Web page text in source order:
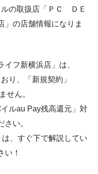
の取扱店「ＰＣ ＤＥ
の店舗情報になりま
フ新横浜店」は、
り、「新規契約」
せん。
ルau Pay残高還元」対
い。
は、すぐ下で解説してい
い！